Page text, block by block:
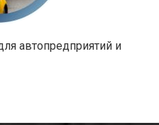
автопредприятий и